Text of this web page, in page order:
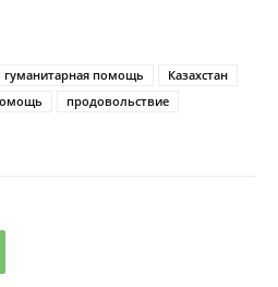
гуманитарная помощь
Казахстан
продовольствие